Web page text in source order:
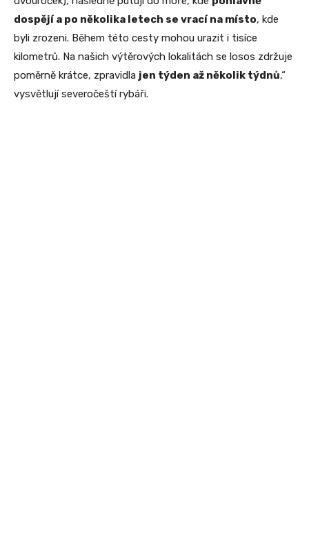
dospějí a po několika letech se vrací na místo, kde
byli zrozeni. Během této cesty mohou urazit i tisíce
kilometrů. Na našich výtěrových lokalitách se losos zdržuje
poměrně krátce, zpravidla jen týden až několik týdnů,“
vysvětlují severočeští rybáři.